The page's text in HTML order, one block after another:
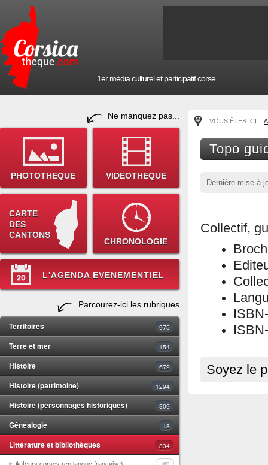
1er média culturel et participatif corse
Ne manquez pas...
PHOTOTHEQUE VIDEOTHEQUE
CARTE
DES
CANTONS
CHRONOLOGIE
L'AGENDA EVENEMENTIEL
Parcourez-ici les rubriques
Territoires 975
Terre et mer 154
Histoire 679
Histoire (patrimoine) 1294
Histoire (personnages historiques) 309
Généalogie 18
Littérature et bibliothèques 834
VOUS ÊTES ICI :
Topo
Dernière mise à
Collectif,
Soyez le